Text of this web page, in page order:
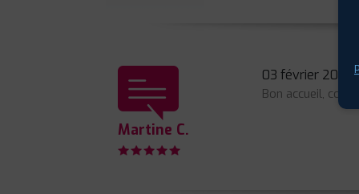
Martine C.
03 février 2020
Bon accueil,